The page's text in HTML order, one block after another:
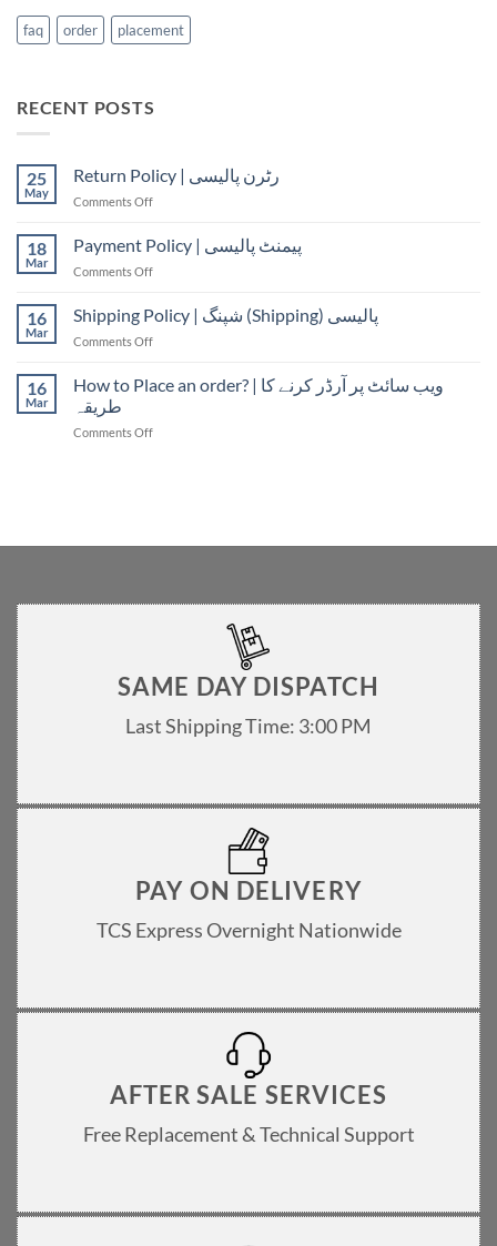
faq order placement
RECENT POSTS
25
May
Return Policy | رٹرن پالیسی
Comments Offon
Policy
18
Mar
Payment Policy | پیمنٹ پالیسی
Comments Offon
Policy
16
Mar
Shipping Policy | شپنگ (Shipping) پالیسی
Comments Offon
(Shipping)
16
Mar
How to Place an order? | ویب سائٹ پر آرڈر کرنے کا
طریقہ
Comments Offon
|
پر
طریقہ
SAME DAY DISPATCH
Last Shipping Time: 3:00 PM
PAY ON DELIVERY
TCS Express Overnight Nationwide
AFTER SALE SERVICES
Free Replacement & Technical Support